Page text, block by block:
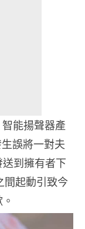
能揚聲器產
誤將一對夫
到擁有者下
間起動引致今